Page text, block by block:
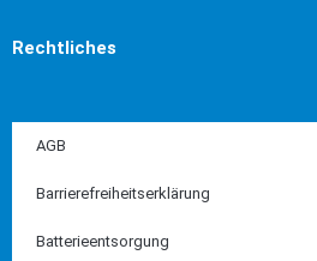
Rechtliches
AGB
Barrierefreiheitserklärung
Batterieentsorgung